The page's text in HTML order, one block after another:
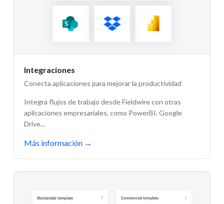
Integraciones
Conecta aplicaciones para mejorar la productividad
Integra flujos de trabajo desde Fieldwire con otras
aplicaciones empresariales, como PowerBI, Google
Drive...
Más información →